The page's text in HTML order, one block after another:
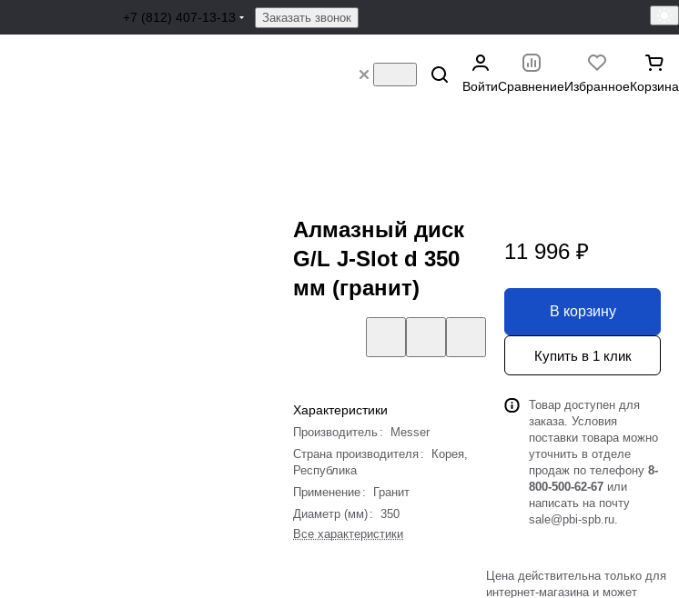
+7 (812) 407-13-13 Заказать звонок
ВойтиСравнениеИзбранноеКорзина
Алмазный диск
G/L J-Slot d 350
мм (гранит)
Характеристики
Производитель :
Messer
Страна производителя :
Корея,
Республика
Применение :
Гранит
Диаметр (мм) : 350
Все характеристики
11 996 ₽
В корзину
Купить в 1 клик
Товар доступен для
заказа. Условия
поставки товара можно
уточнить в отделе
продаж по телефону 8-
800-500-62-67 или
написать на почту
sale@pbi-spb.ru.
Цена действительна только для
интернет-магазина и может